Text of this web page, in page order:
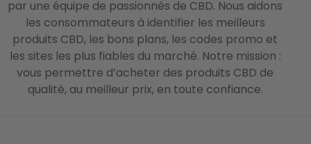
par une équipe de passionnés de CBD. Nous aidons
les consommateurs à identifier les meilleurs
produits CBD, les bons plans, les codes promo et
les sites les plus fiables du marché. Notre mission :
vous permettre d’acheter des produits CBD de
qualité, au meilleur prix, en toute confiance.